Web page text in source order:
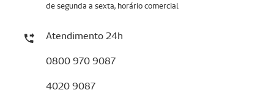
de segunda a sexta, horário comercial
Atendimento 24h
0800 970 9087
4020 9087